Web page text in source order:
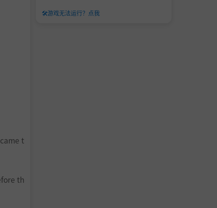
t
th
🛠️游戏无法运行？点我